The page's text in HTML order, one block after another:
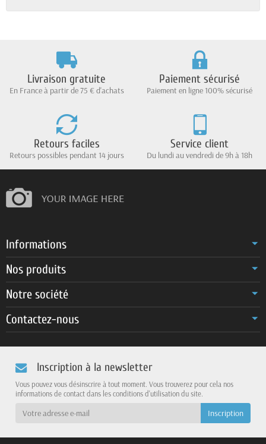
Livraison gratuite
En France à partir de 75 € d'achats
Paiement sécurisé
Paiement en ligne 100% sécurisé
Retours faciles
Retours possibles pendant 14 jours
Service client
Du lundi au vendredi de 9h à 18h
Informations
Nos produits
Notre société
Contactez-nous
Inscription à la newsletter
Vous pouvez vous désinscrire à tout moment. Vous trouverez pour cela nos
informations de contact dans les conditions d'utilisation du site.